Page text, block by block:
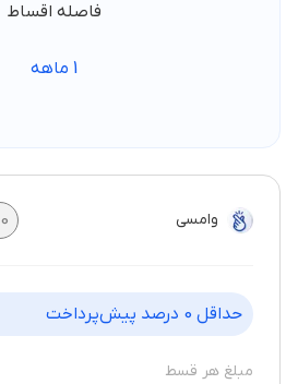
فاصله اقساط
1 ماهه
وامسی 0
حداقل 0 درصد پیش‌پرداخت
مبلغ هر قسط